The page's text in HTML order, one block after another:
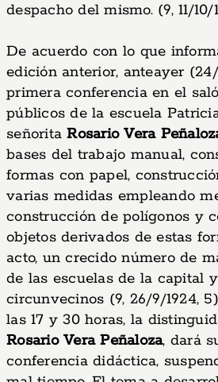
despacho del mismo. (9, 11/10/
De acuerdo con lo que
edición anterior, anteayer
primera conferencia en el
públicos de la escuela
señoritaRosario Vera
bases del trabajo manual,
formas con papel,
varias medidas empleando
construcción de polígonos y
objetos derivados de estas
acto, un crecido número de
de las escuelas de la capital
circunvecinos (9, 26/9/1924,
las 17 y 30 horas, la
Rosario Vera Peñaloza, dará
conferencia didáctica,